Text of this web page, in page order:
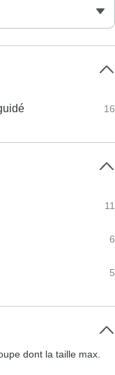
16
11
6
5
dont la taille max.